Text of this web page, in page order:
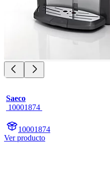
Saeco
10001874
10001874
Ver producto